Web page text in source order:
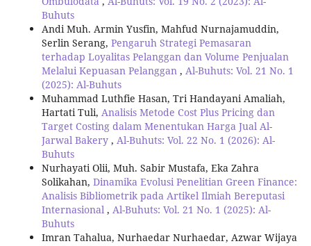
Buhuts
Andi Muh. Armin Yusfin, Mahfud Nurnajamuddin,
Serlin Serang, Pengaruh Strategi Pemasaran
terhadap Loyalitas Pelanggan dan Volume Penjualan
Melalui Kepuasan Pelanggan , Al-Buhuts: Vol. 21 No. 1
(2025): Al-Buhuts
Muhammad Luthfie Hasan, Tri Handayani Amaliah,
Hartati Tuli, Analisis Metode Cost Plus Pricing dan
Target Costing dalam Menentukan Harga Jual Al-
Jarwal Bakery , Al-Buhuts: Vol. 22 No. 1 (2026): Al-
Buhuts
Nurhayati Olii, Muh. Sabir Mustafa, Eka Zahra
Solikahan, Dinamika Evolusi Penelitian Green Finance:
Analisis Bibliometrik pada Artikel Ilmiah Bereputasi
Internasional , Al-Buhuts: Vol. 21 No. 1 (2025): Al-
Buhuts
Imran Tahalua, Nurhaedar Nurhaedar, Azwar Wijaya